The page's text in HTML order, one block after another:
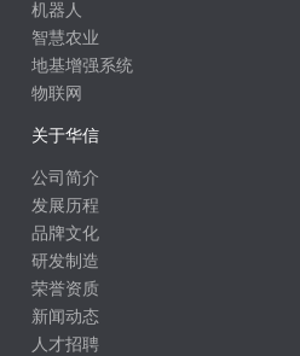
机器人
智慧农业
地基增强系统
物联网
关于华信
公司简介
发展历程
品牌文化
研发制造
荣誉资质
新闻动态
人才招聘